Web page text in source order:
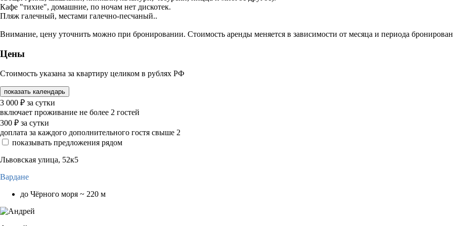
Кафе "тихие", домашние, по ночам нет дискотек.
Пляж галечный, местами галечно-песчаный..
Внимание, цену уточнить можно при бронировании. Стоимость аренды меняется в зависимости от месяца и периода
Цены
Стоимость указана за квартиру целиком в рублях РФ
показать календарь
3 000 ₽ за сутки
включает проживание не более 2 гостей
300 ₽ за сутки
доплата за каждого дополнительного гостя свыше 2
показывать предложения рядом
Львовская улица, 52к5
Вардане
до Чёрного моря ~ 220 м